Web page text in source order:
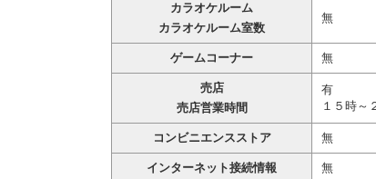
カラオケルーム
カラオケルーム室数
無
ゲームコーナー 無
売店
売店営業時間
有
１５時～
コンビニエンスストア 無
インターネット接続情報 無